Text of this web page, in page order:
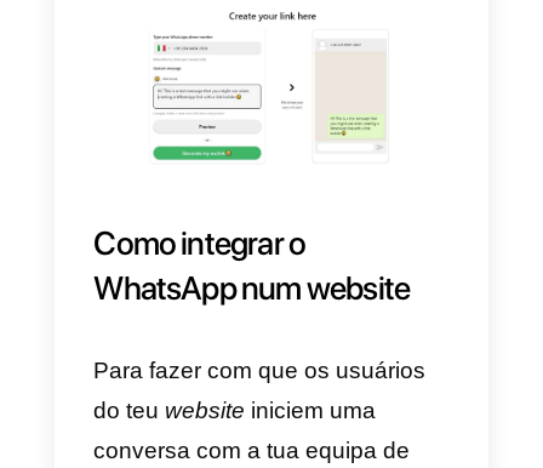
tornandopossível clarificar o
interesse dos usuários
relativamente a um produto ou
serviço específico.
Gerar um link para o
WhatsApp online
Para todos aqueles que estão
pouco familiarizados com os